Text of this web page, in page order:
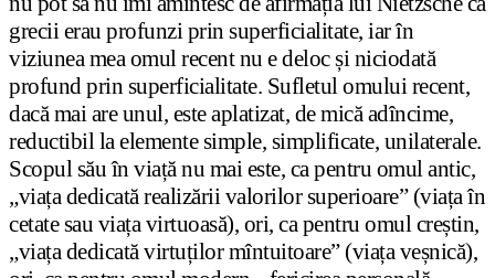
grecii erau profunzi prin superficialitate, iar în
viziunea mea omul recent nu e deloc și niciodată
profund prin superficialitate. Sufletul omului recent,
dacă mai are unul, este aplatizat, de mică adîncime,
reductibil la elemente simple, simplificate, unilaterale.
Scopul său în viață nu mai este, ca pentru omul antic,
„viața dedicată realizării valorilor superioare” (viața în
cetate sau viața virtuoasă), ori, ca pentru omul creștin,
„viața dedicată virtuților mîntuitoare” (viața veșnică),